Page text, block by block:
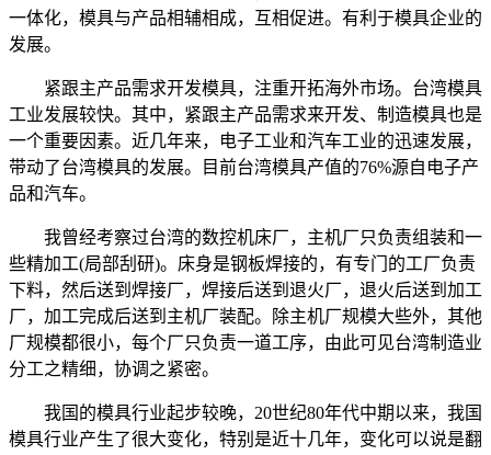
一体化，模具与产品相辅相成，互相促进。有利于模具企业的
发展。
紧跟主产品需求开发模具，注重开拓海外市场。台湾模具
工业发展较快。其中，紧跟主产品需求来开发、制造模具也是
一个重要因素。近几年来，电子工业和汽车工业的迅速发展，
带动了台湾模具的发展。目前台湾模具产值的76%源自电子产
品和汽车。
我曾经考察过台湾的数控机床厂，主机厂只负责组装和一
些精加工(局部刮研)。床身是钢板焊接的，有专门的工厂负责
下料，然后送到焊接厂，焊接后送到退火厂，退火后送到加工
厂，加工完成后送到主机厂装配。除主机厂规模大些外，其他
厂规模都很小，每个厂只负责一道工序，由此可见台湾制造业
分工之精细，协调之紧密。
我国的模具行业起步较晚，20世纪80年代中期以来，我国
模具行业产生了很大变化，特别是近十几年，变化可以说是翻